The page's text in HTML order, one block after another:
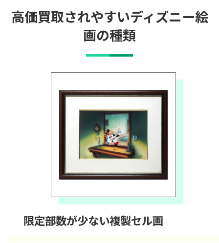
高価買取されやすいディズニー絵
画の種類
限定部数が少ない複製セル画